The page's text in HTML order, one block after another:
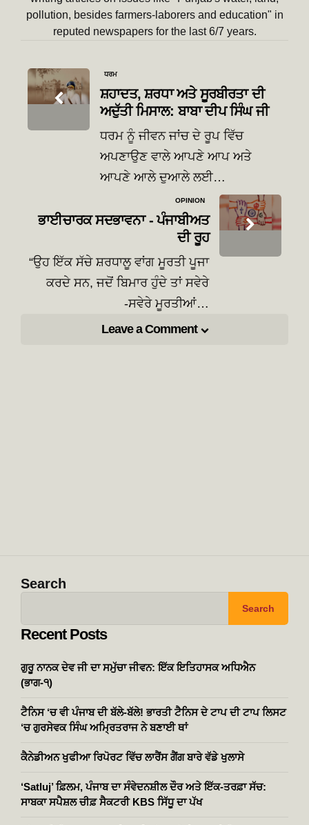
pollution, besides farmers-laborers and education" in
reputed newspapers for the last 6/7 years.
Post
navigation
ਧਰਮ
ਸ਼ਹਾਦਤ, ਸ਼ਰਧਾ ਅਤੇ ਸੂਰਬੀਰਤਾ ਦੀ
ਅਦੁੱਤੀ ਮਿਸਾਲ: ਬਾਬਾ ਦੀਪ ਸਿੰਘ ਜੀ
ਧਰਮ ਨੂੰ ਜੀਵਨ ਜਾਂਚ ਦੇ ਰੂਪ ਵਿੱਚ
ਅਪਣਾਉਣ ਵਾਲੇ ਆਪਣੇ ਆਪ ਅਤੇ
ਆਪਣੇ ਆਲੇ ਦੁਆਲੇ ਲਈ…
OPINION
ਭਾਈਚਾਰਕ ਸਦਭਾਵਨਾ - ਪੰਜਾਬੀਅਤ
ਦੀ ਰੂਹ
“ਉਹ ਇੱਕ ਸੱਚੇ ਸ਼ਰਧਾਲੂ ਵਾਂਗ ਮੂਰਤੀ ਪੂਜਾ
ਕਰਦੇ ਸਨ, ਜਦੋਂ ਬਿਮਾਰ ਹੁੰਦੇ ਤਾਂ ਸਵੇਰੇ
-ਸਵੇਰੇ ਮੂਰਤੀਆਂ…
Leave a Comment
Search
Search
Recent Posts
ਗੁਰੂ ਨਾਨਕ ਦੇਵ ਜੀ ਦਾ ਸਮੁੱਚਾ ਜੀਵਨ: ਇੱਕ ਇਤਿਹਾਸਕ ਅਧਿਐਨ
(ਭਾਗ-੧)
ਟੈਨਿਸ ‘ਚ ਵੀ ਪੰਜਾਬ ਦੀ ਬੱਲੇ-ਬੱਲੇ! ਭਾਰਤੀ ਟੈਨਿਸ ਦੇ ਟਾਪ ਦੀ ਟਾਪ ਲਿਸਟ
‘ਚ ਗੁਰਸੇਵਕ ਸਿੰਘ ਅਮ੍ਰਿਤਰਾਜ ਨੇ ਬਣਾਈ ਥਾਂ
ਕੈਨੇਡੀਅਨ ਖੁਫੀਆ ਰਿਪੋਰਟ ਵਿੱਚ ਲਾਰੈਂਸ ਗੈਂਗ ਬਾਰੇ ਵੱਡੇ ਖੁਲਾਸੇ
‘Satluj’ ਫ਼ਿਲਮ, ਪੰਜਾਬ ਦਾ ਸੰਵੇਦਨਸ਼ੀਲ ਦੌਰ ਅਤੇ ਇੱਕ-ਤਰਫ਼ਾ ਸੱਚ:
ਸਾਬਕਾ ਸਪੈਸ਼ਲ ਚੀਫ਼ ਸੈਕਟਰੀ KBS ਸਿੱਧੂ ਦਾ ਪੱਖ